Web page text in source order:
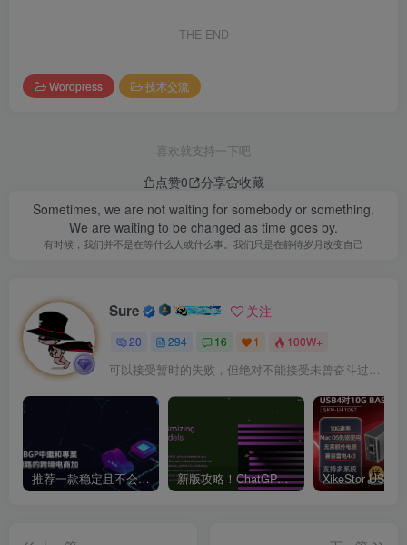
THE END
Wordpress 技术交流
喜欢就支持一下吧
点赞0 分享
收藏
Sometimes, we are not waiting for somebody or something.
We are waiting to be changed as time goes by.
有时候，我们并不是在等什么人或什么事。我们只是在静待岁月改变自己
Sure 关注
20 294 16 1 100W+
可以接受暂时的失败，但绝对不能接受未曾奋斗过的自己
推荐一款稳定且不会跑路的VPN支持4K【VPN】 新版攻略！ChatGPT注册流程，超详细基础教程！【ChatGPT】